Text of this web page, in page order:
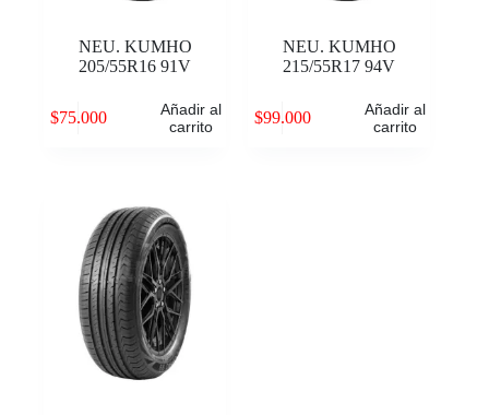
NEU. KUMHO
205/55R16 91V
$75.000
Añadir al
carrito
NEU. KUMHO
215/55R17 94V
$99.000
Añadir al
carrito